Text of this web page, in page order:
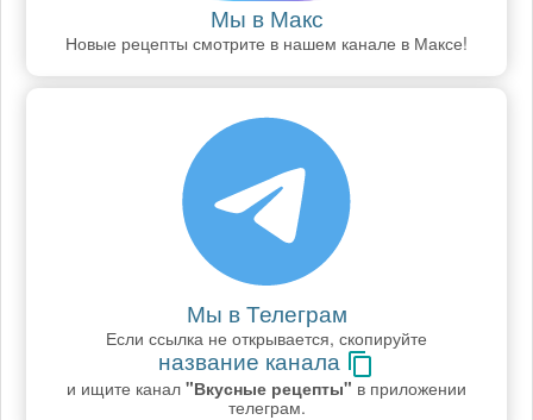
Мы в Макс
Новые рецепты смотрите в нашем канале в Максе!
Мы в Телеграм
Если ссылка не открывается, скопируйте
название канала
и ищите канал "Вкусные рецепты" в приложении
телеграм.